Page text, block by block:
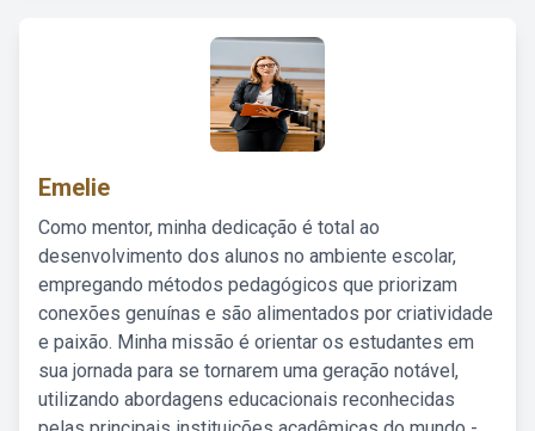
Emelie
Como mentor, minha dedicação é total ao
desenvolvimento dos alunos no ambiente escolar,
empregando métodos pedagógicos que priorizam
conexões genuínas e são alimentados por criatividade
e paixão. Minha missão é orientar os estudantes em
sua jornada para se tornarem uma geração notável,
utilizando abordagens educacionais reconhecidas